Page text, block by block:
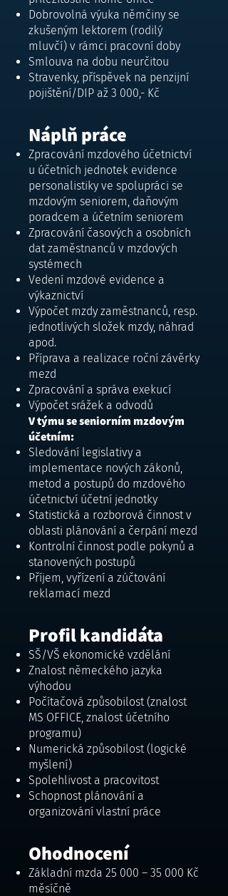
Dobrovolná výuka němčiny se
zkušeným lektorem (rodilý
mluvčí) v rámci pracovní doby
Smlouva na dobu neurčitou
Stravenky, příspěvek na penzijní
pojištění/DIP až 3 000,- Kč
Náplň práce
Zpracování mzdového účetnictví
u účetních jednotek evidence
personalistiky ve spolupráci se
mzdovým seniorem, daňovým
poradcem a účetním seniorem
Zpracování časových a osobních
dat zaměstnanců v mzdových
systémech
Vedení mzdové evidence a
výkaznictví
Výpočet mzdy zaměstnanců, resp.
jednotlivých složek mzdy, náhrad
apod.
Příprava a realizace roční závěrky
mezd
Zpracování a správa exekucí
Výpočet srážek a odvodů
​V týmu se seniorním mzdovým
účetním:
Sledování legislativy a
implementace nových zákonů,
metod a postupů do mzdového
účetnictví účetní jednotky
Statistická a rozborová činnost v
oblasti plánování a čerpání mezd
Kontrolní činnost podle pokynů a
stanovených postupů
Příjem, vyřízení a zúčtování
reklamací mezd
Profil kandidáta
SŠ/VŠ ekonomické vzdělání
Znalost německého jazyka
výhodou
Počítačová způsobilost (znalost
MS OFFICE, znalost účetního
programu)
Numerická způsobilost (logické
myšlení)
Spolehlivost a pracovitost
Schopnost plánování a
organizování vlastní práce
Ohodnocení
Základní mzda 25 000 – 35 000 Kč
měsíčně